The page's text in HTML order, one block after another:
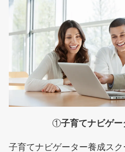
①子育てナビゲ
子育てナビゲーター養成ス